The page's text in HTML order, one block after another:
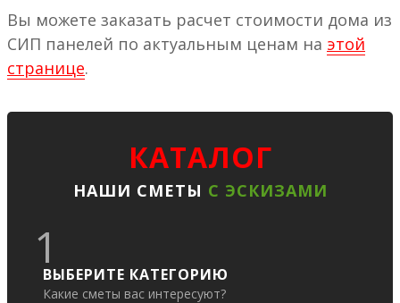
Вы можете заказать расчет стоимости дома из
СИП панелей по актуальным ценам на этой
странице.
КАТАЛОГ
НАШИ СМЕТЫ С ЭСКИЗАМИ
1ВЫБЕРИТЕ КАТЕГОРИЮ
Какие сметы вас интересуют?